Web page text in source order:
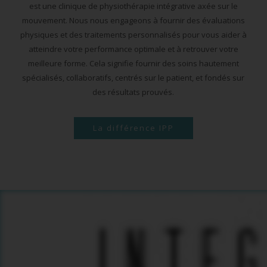
est une clinique de physiothérapie intégrative axée sur le
mouvement. Nous nous engageons à fournir des évaluations
physiques et des traitements personnalisés pour vous aider à
atteindre votre performance optimale et à retrouver votre
meilleure forme. Cela signifie fournir des soins hautement
spécialisés, collaboratifs, centrés sur le patient, et fondés sur
des résultats prouvés.
La différence IPP